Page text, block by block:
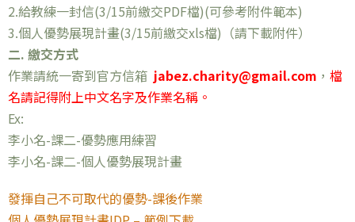
2.給教練一封信(3/15前繳交PDF檔)(可參考附件範本)
3.個人優勢展現計畫(3/15前繳交xls檔)（請下載附件）
二. 繳交方式
作業請統一寄到官方信箱 jabez.charity@gmail.com ， 檔
名請記得附上中文名字及作業名稱。
Ex:
李小名-課二-優勢應用練習
李小名-課二-個人優勢展現計畫
發揮自己不可取代的優勢-課後作業